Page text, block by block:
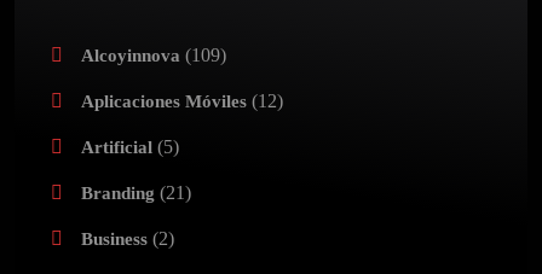
Alcoyinnova (109)
Aplicaciones Móviles (12)
Artificial (5)
Branding (21)
Business (2)